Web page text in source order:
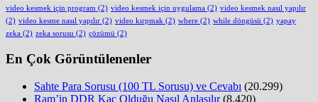
video kesmek için program (2) video kesmek için uygulama (2) video kesmek nasıl yapılır
(2) video kesme nasıl yapılır (2) video kırpmak (2) where (2) while döngüsü (2) yapay
zeka (2) zeka sorusu (2) çözümü (2)
En Çok Görüntülenenler
Sahte Para Sorusu (100 TL Sorusu) ve Cevabı (20.299)
Ram’in DDR Kaç Olduğu Nasıl Anlaşılır (8.420)